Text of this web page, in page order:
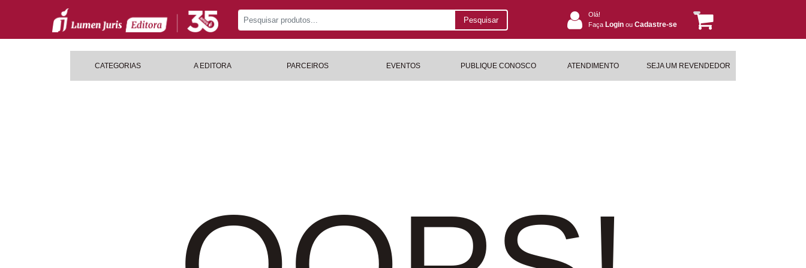
Pesquisar
Olá!
Faça Login ou Cadastre-se
CATEGORIAS A EDITORA PARCEIROS EVENTOS PUBLIQUE CONOSCO ATENDIMENTO SEJA UM REVENDEDOR